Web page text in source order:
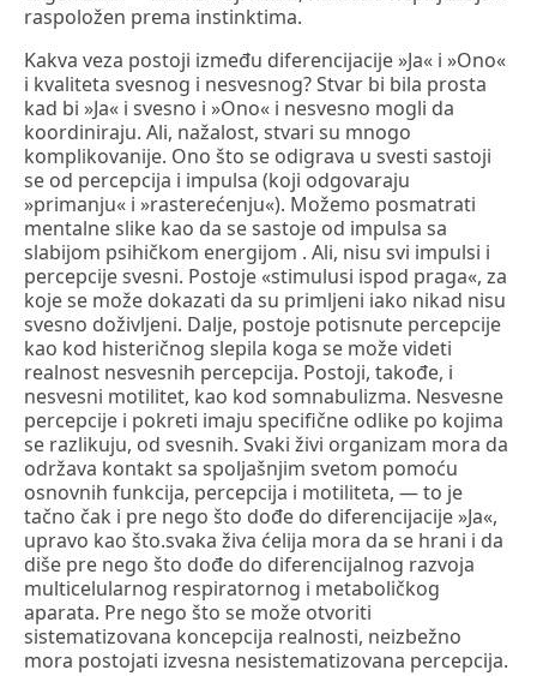
raspoložen prema instinktima.
Kakva veza postoji između diferencijacije »Ja« i »Ono«
i kvaliteta svesnog i nesvesnog? Stvar bi bila prosta
kad bi »Ja« i svesno i »Ono« i nesvesno mogli da
koordiniraju. Ali, nažalost, stvari su mnogo
komplikovanije. Ono što se odigrava u svesti sastoji
se od percepcija i impulsa (koji odgovaraju
»primanju« i »rasterećenju«). Možemo posmatrati
mentalne slike kao da se sastoje od impulsa sa
slabijom psihičkom energijom . Ali, nisu svi impulsi i
percepcije svesni. Postoje «stimulusi ispod praga«, za
koje se može dokazati da su primljeni iako nikad nisu
svesno doživljeni. Dalje, postoje potisnute percepcije
kao kod histeričnog slepila koga se može videti
realnost nesvesnih percepcija. Postoji, takođe, i
nesvesni motilitet, kao kod somnabulizma. Nesvesne
percepcije i pokreti imaju specifične odlike po kojima
se razlikuju, od svesnih. Svaki živi organizam mora da
održava kontakt sa spoljašnjim svetom pomoću
osnovnih funkcija, percepcija i motiliteta, — to je
tačno čak i pre nego što dođe do diferencijacije »Ja«,
upravo kao što.svaka živa ćelija mora da se hrani i da
diše pre nego što dođe do diferencijalnog razvoja
multicelularnog respiratornog i metaboličkog
aparata. Pre nego što se može otvoriti
sistematizovana koncepcija realnosti, neizbežno
mora postojati izvesna nesistematizovana percepcija.